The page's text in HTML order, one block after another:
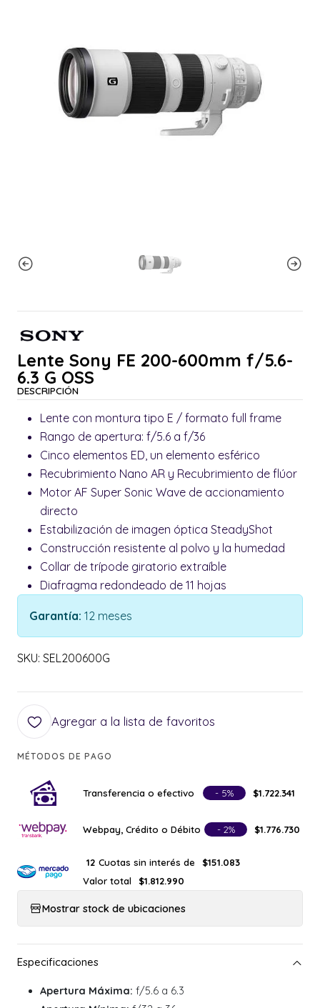
Lente Sony FE 200-600mm f/5.6-
6.3 G OSS
DESCRIPCIÓN
Lente con montura tipo E / formato full frame
Rango de apertura: f/5.6 a f/36
Cinco elementos ED, un elemento esférico
Recubrimiento Nano AR y Recubrimiento de flúor
Motor AF Super Sonic Wave de accionamiento
directo
Estabilización de imagen óptica SteadyShot
Construcción resistente al polvo y la humedad
Collar de trípode giratorio extraíble
Diafragma redondeado de 11 hojas
Garantía: 12 meses
SKU: SEL200600G
Agregar a la lista de favoritos
MÉTODOS DE PAGO
Transferencia o efectivo - 5% $1.722.341
Webpay, Crédito o Débito - 2% $1.776.730
12 Cuotas sin interés de
$151.083
Valor total
$1.812.990
Mostrar stock de ubicaciones
Apertura Máxima: f/5.6 a 6.3